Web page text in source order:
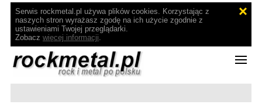
Serwis rockmetal.pl używa plików cookies. Korzystając z
naszych stron wyrażasz zgodę na ich użycie zgodnie z
ustawieniami Twojej przeglądarki.
Zobacz więcej informacji.